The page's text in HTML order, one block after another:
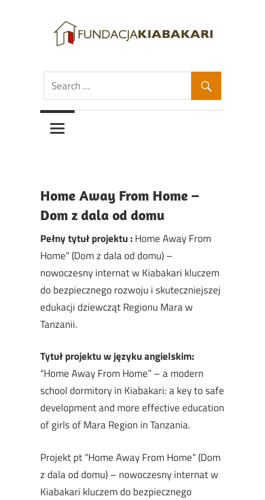
content
Fundacja
Kiabakari
Kiabakari
Home Away From Home –
Dom z dala od domu
Pełny tytuł projektu :Home Away From
Home” (Dom z dala od domu) –
nowoczesny internat w Kiabakari kluczem
do bezpiecznego rozwoju i skuteczniejszej
edukacji dziewcząt Regionu Mara w
Tanzanii.
Tytuł projektu w języku angielskim:
“Home Away From Home” – a modern
school dormitory in Kiabakari: a key to safe
development and more effective education
of girls of Mara Region in Tanzania.
Projekt pt “Home Away From Home” (Dom
z dala od domu) – nowoczesny internat w
Kiabakari kluczem do bezpiecznego